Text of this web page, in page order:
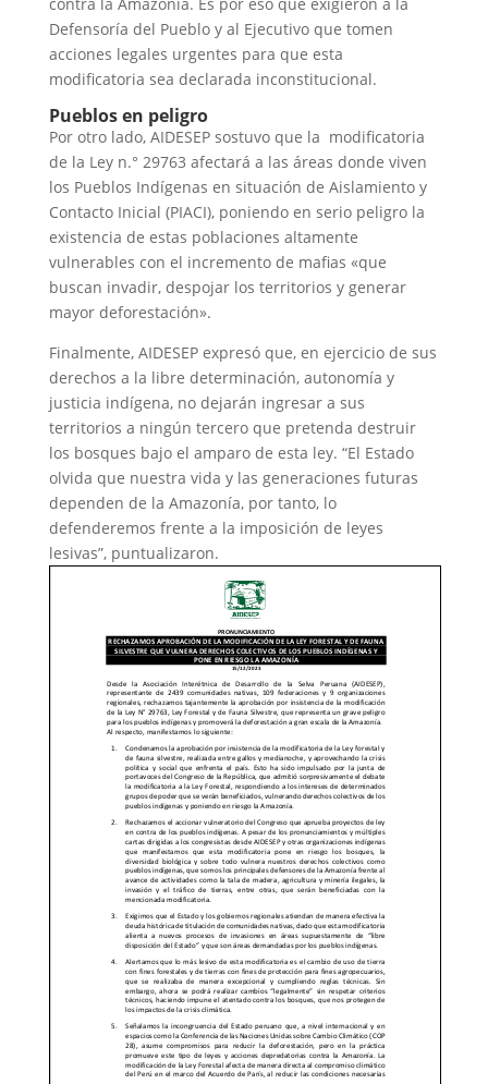
contra la Amazonía. Es por eso que exigieron a la
Defensoría del Pueblo y al Ejecutivo que tomen
acciones legales urgentes para que esta
modificatoria sea declarada inconstitucional.
Pueblos en peligro
Por otro lado, AIDESEP sostuvo que la modificatoria
de la Ley n.° 29763 afectará a las áreas donde viven
los Pueblos Indígenas en situación de Aislamiento y
Contacto Inicial (PIACI), poniendo en serio peligro la
existencia de estas poblaciones altamente
vulnerables con el incremento de mafias «que
buscan invadir, despojar los territorios y generar
mayor deforestación».
Finalmente, AIDESEP expresó que, en ejercicio de sus
derechos a la libre determinación, autonomía y
justicia indígena, no dejarán ingresar a sus
territorios a ningún tercero que pretenda destruir
los bosques bajo el amparo de esta ley. “El Estado
olvida que nuestra vida y las generaciones futuras
dependen de la Amazonía, por tanto, lo
defenderemos frente a la imposición de leyes
lesivas”, puntualizaron.